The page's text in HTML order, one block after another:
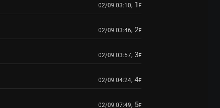
02/09 03:10, 1 F
02/09 03:46, 2F
02/09 03:57, 3F
02/09 04:24, 4F
02/09 07:49, 5F